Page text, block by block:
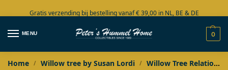
Gratis verzending bij bestelling vanaf € 39,00 in NL, BE & DE
Grote collectie in voorraad
MENU 0
Home / Willow tree by Susan Lordi / Willow Tree Relationships